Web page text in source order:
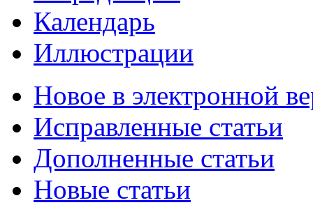
Календарь
Иллюстрации
Новое в электронной
Исправленные статьи
Дополненные статьи
Новые статьи